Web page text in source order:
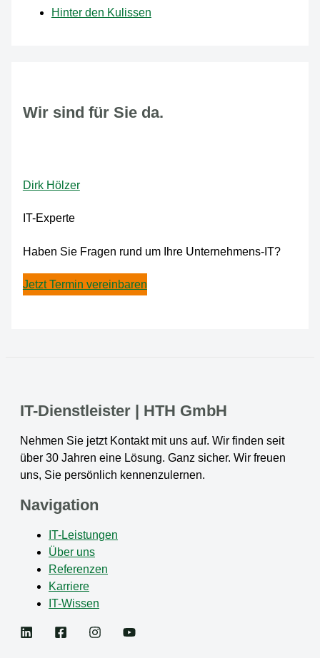
Hinter den Kulissen
Wir sind für Sie da.
Dirk Hölzer
IT-Experte
Haben Sie Fragen rund um Ihre Unternehmens-IT?
Jetzt Termin vereinbaren
IT-Dienstleister | HTH GmbH
Nehmen Sie jetzt Kontakt mit uns auf. Wir finden seit
über 30 Jahren eine Lösung. Ganz sicher. Wir freuen
uns, Sie persönlich kennenzulernen.
Navigation
IT-Leistungen
Über uns
Referenzen
Karriere
IT-Wissen